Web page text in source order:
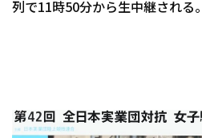
列で11時50分から生中継される。